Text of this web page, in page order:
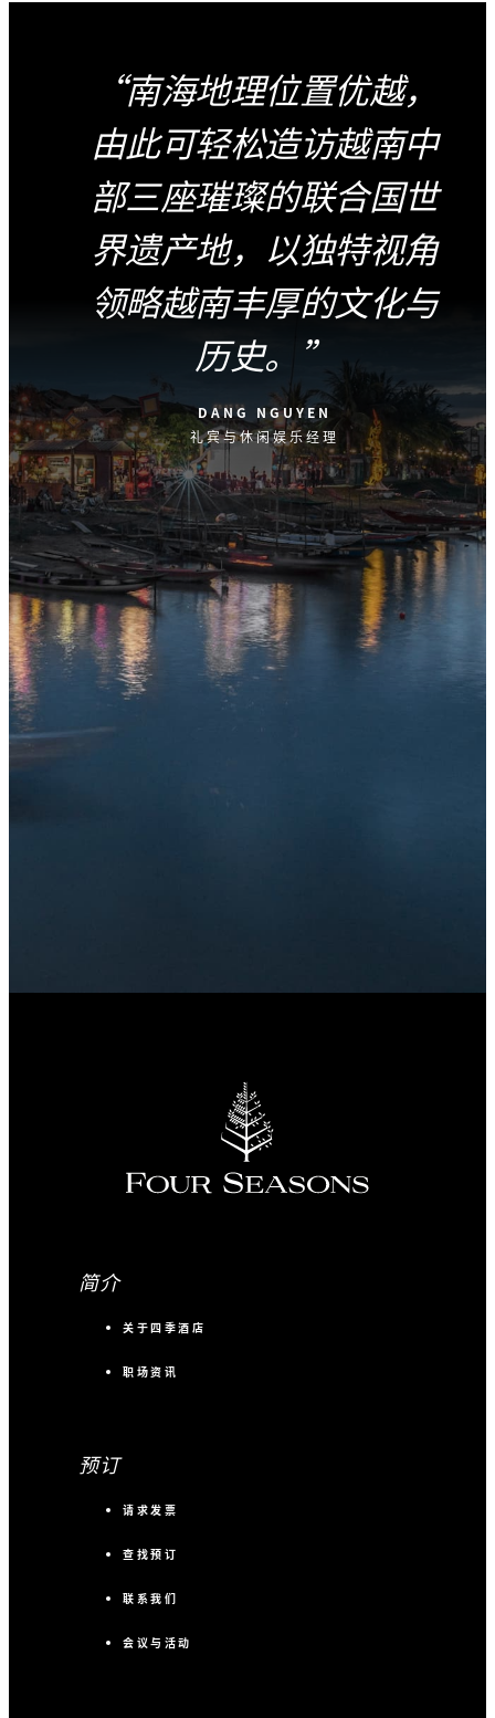
南海地理位置优越，
由此可轻松造访越南中
部三座璀璨的联合国世
界遗产地，以独特视角
领略越南丰厚的文化与
历史。
DANG NGUYEN
礼宾与休闲娱乐经理
简介
关于四季酒店
职场资讯
预订
请求发票
查找预订
联系我们
会议与活动